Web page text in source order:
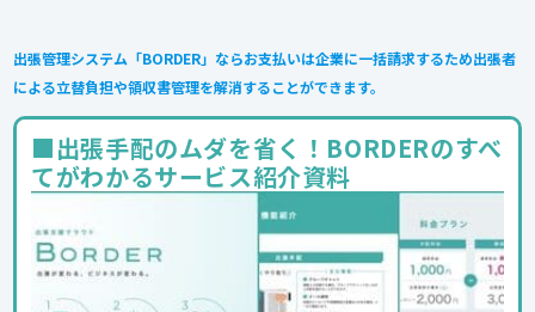
出張管理システム「BORDER」ならお支払いは企業に一括請求するため出張者
による立替負担や領収書管理を解消することができます。
■出張手配のムダを省く！BORDERのすべ
てがわかるサービス紹介資料